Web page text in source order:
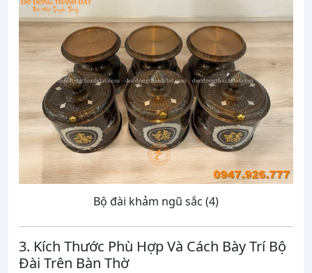
Bộ đài khảm ngũ sắc (4)
3. Kích Thước Phù Hợp Và Cách Bày Trí Bộ
Đài Trên Bàn Thờ